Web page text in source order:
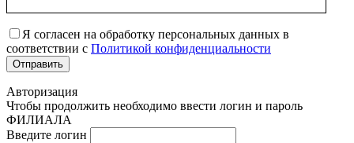
Я согласен на обработку персональных данных в
соответствии с Политикой конфиденциальности
Авторизация
Чтобы продолжить необходимо ввести логин и пароль
ФИЛИАЛА
Введите логин